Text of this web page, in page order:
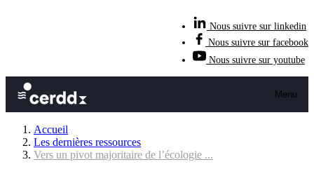
Nous suivre sur linkedin
Nous suivre sur facebook
Nous suivre sur youtube
Menu
Accueil
Les dernières ressources
Vers un pivot majoritaire de l’écologie ...